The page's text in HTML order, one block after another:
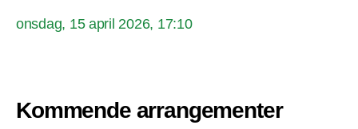
onsdag, 15 april 2026, 17:10
Kommende arrangementer